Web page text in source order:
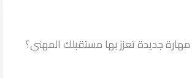
جديدة تعزز بها مستقبلك المهني؟